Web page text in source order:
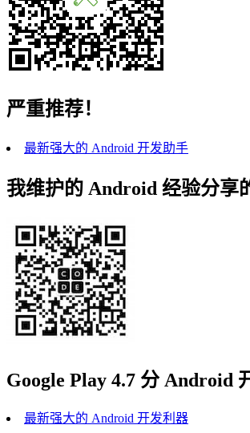
严重推荐！
最新强大的 Android 开发助手
我维护的 Android 经验分享
Google Play 4.7 分 Android
最新强大的 Android 开发利器